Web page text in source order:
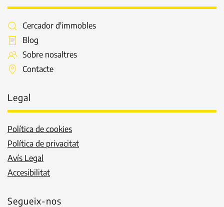
Cercador d'immobles
Blog
Sobre nosaltres
Contacte
Legal
Política de cookies
Política de privacitat
Avís Legal
Accesibilitat
Segueix-nos